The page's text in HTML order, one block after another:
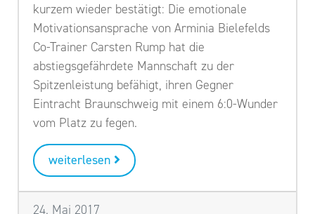
kurzem wieder bestätigt: Die emotionale
Motivationsansprache von Arminia Bielefelds
Co-Trainer Carsten Rump hat die
abstiegsgefährdete Mannschaft zu der
Spitzenleistung befähigt, ihren Gegner
Eintracht Braunschweig mit einem 6:0-Wunder
vom Platz zu fegen.
weiterlesen
24. Mai 2017